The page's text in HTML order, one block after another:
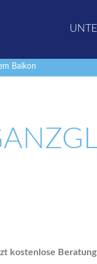
Balkon
kostenlose